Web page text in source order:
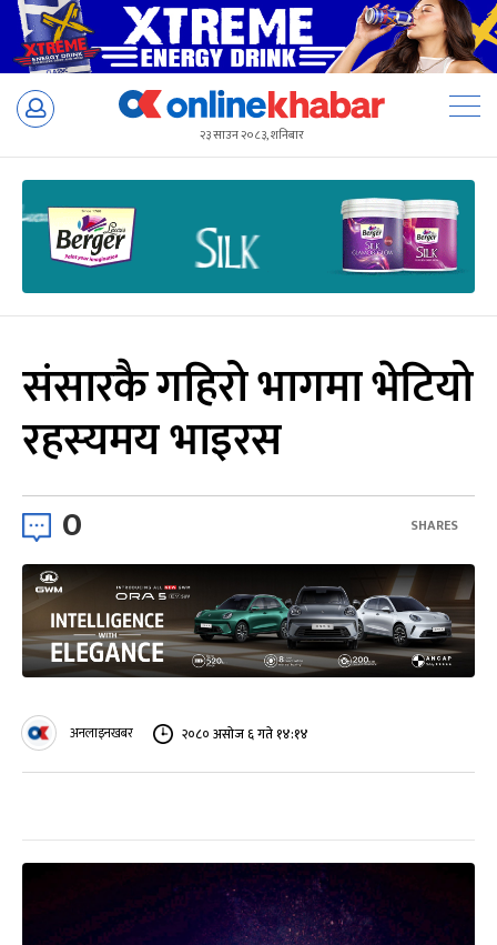
Skip
२३ साउन २०८३, शनिबार
संसारकै गहिरो भागमा भेटियो
रहस्यमय भाइरस
0 SHARES
अनलाइनखबर २०८० असोज ६ गते १४:१४